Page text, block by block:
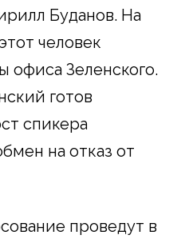
Буданов. На
человек
офиса Зеленского.
готов
спикера
на отказ от
проведут в